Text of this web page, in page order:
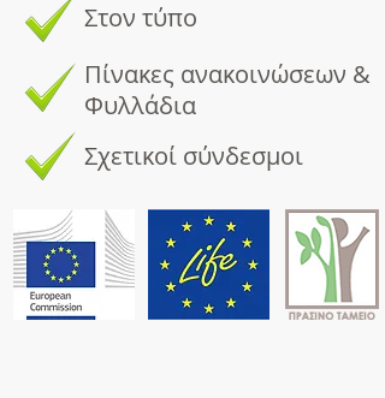
Σχετικοί σύνδεσμοι
Πίνακες ανακοινώσεων &
Στον τύπο
Φυλλάδια